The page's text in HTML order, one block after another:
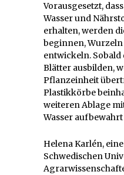
Vorausgesetzt,
Wasser und
erhalten, werden
beginnen,
entwickeln.
Blätter ausbilden,
Pflanzeinheit
Plastikkörbe
weiteren Ablage
Wasser
Helena Karlén,
Schwedischen